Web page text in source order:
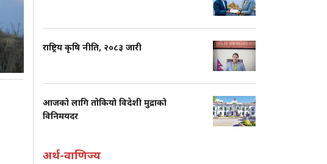
राष्ट्रिय कृषि नीति, २०८३ जारी
आजको लागि तोकियो विदेशी मुद्राको
विनिमयदर
अर्थ-वाणिज्य